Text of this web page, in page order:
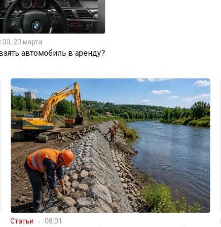
20 марта
автомобиль в аренду?
Статьи 08:01